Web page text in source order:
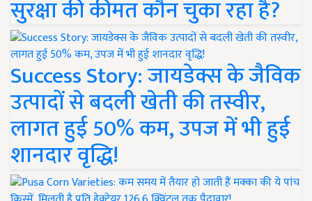
सुरक्षा की कीमत कौन चुका रहा है?
Success Story: जायडेक्स के जैविक
उत्पादों से बदली खेती की तस्वीर,
लागत हुई 50% कम, उपज में भी हुई
शानदार वृद्धि!